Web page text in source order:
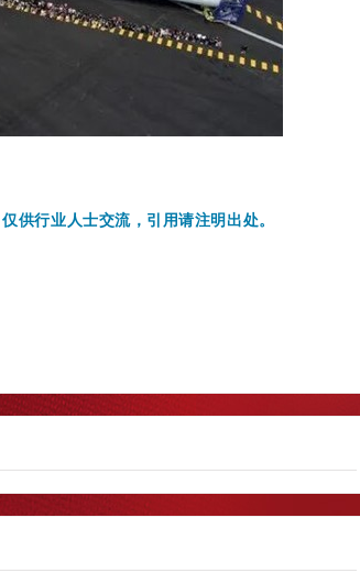
供行业人士交流，引 用请注明出处。